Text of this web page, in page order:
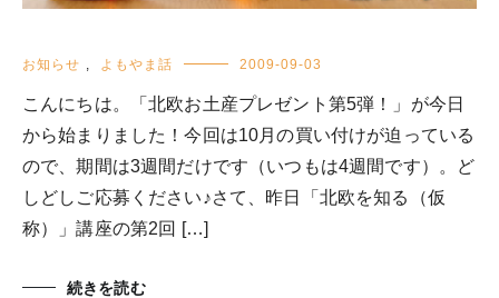
お知らせ , よもやま話 2009-09-03
こんにちは。「北欧お土産プレゼント第5弾！」が今日
から始まりました！今回は10月の買い付けが迫っている
ので、期間は3週間だけです（いつもは4週間です）。ど
しどしご応募ください♪さて、昨日「北欧を知る（仮
称）」講座の第2回 […]
続きを読む